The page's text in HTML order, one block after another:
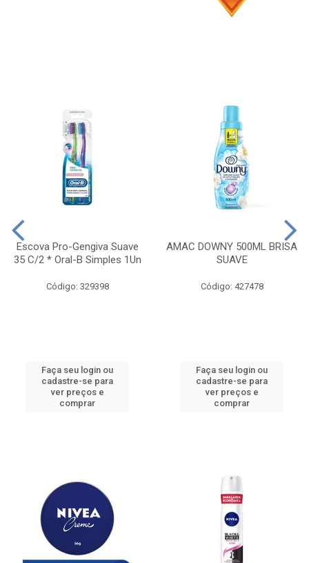
Escova Pro-Gengiva Suave
35 C/2 * Oral-B Simples 1Un
Código: 329398
Faça seu login ou
cadastre-se para
ver preços e
comprar
AMAC DOWNY 500ML BRISA
SUAVE
Código: 427478
Faça seu login ou
cadastre-se para
ver preços e
comprar